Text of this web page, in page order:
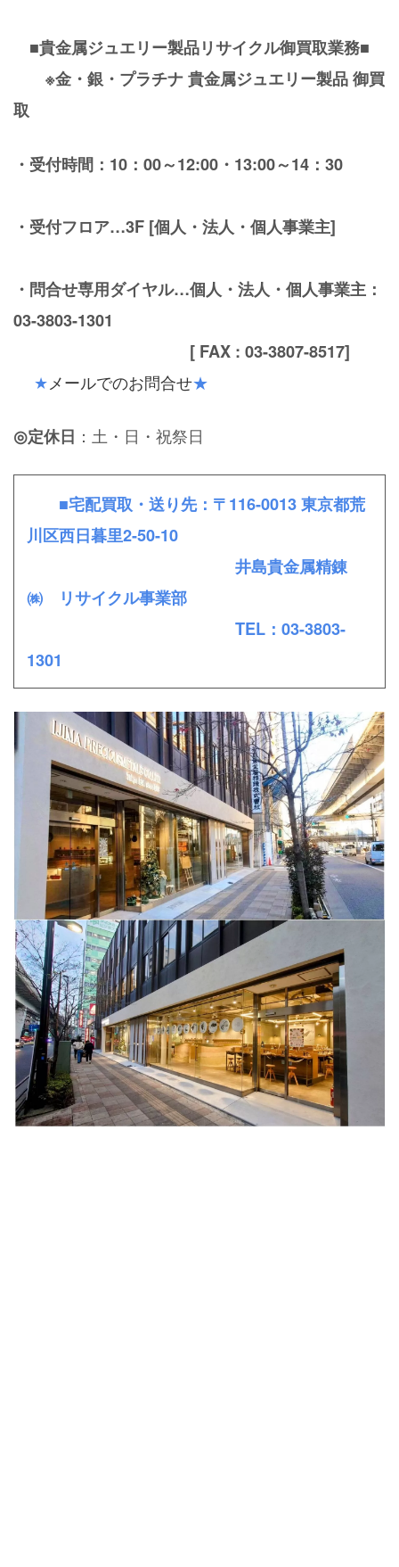
■貴金属ジュエリー製品リサイクル御買取業務■
※金・銀・プラチナ 貴金属ジュエリー製品 御買
取
・受付時間：10：00～12:00 ・13:00～14：30
・受付フロア…3F [個人・ 法人・個人事業主]
・問合せ専用ダイヤル…個人・ 法人・個人事業主：
03-3803-1301
[ FAX : 03-3807-8517]
★メールでのお問合せ★
◎定休日 ：土・日・祝祭日
■宅配買取・送り先：〒116-0013 東京都荒
川区西日暮里2-50-10
井島貴金属精錬
㈱ リサイクル事業部
TEL：03-3803-
1301